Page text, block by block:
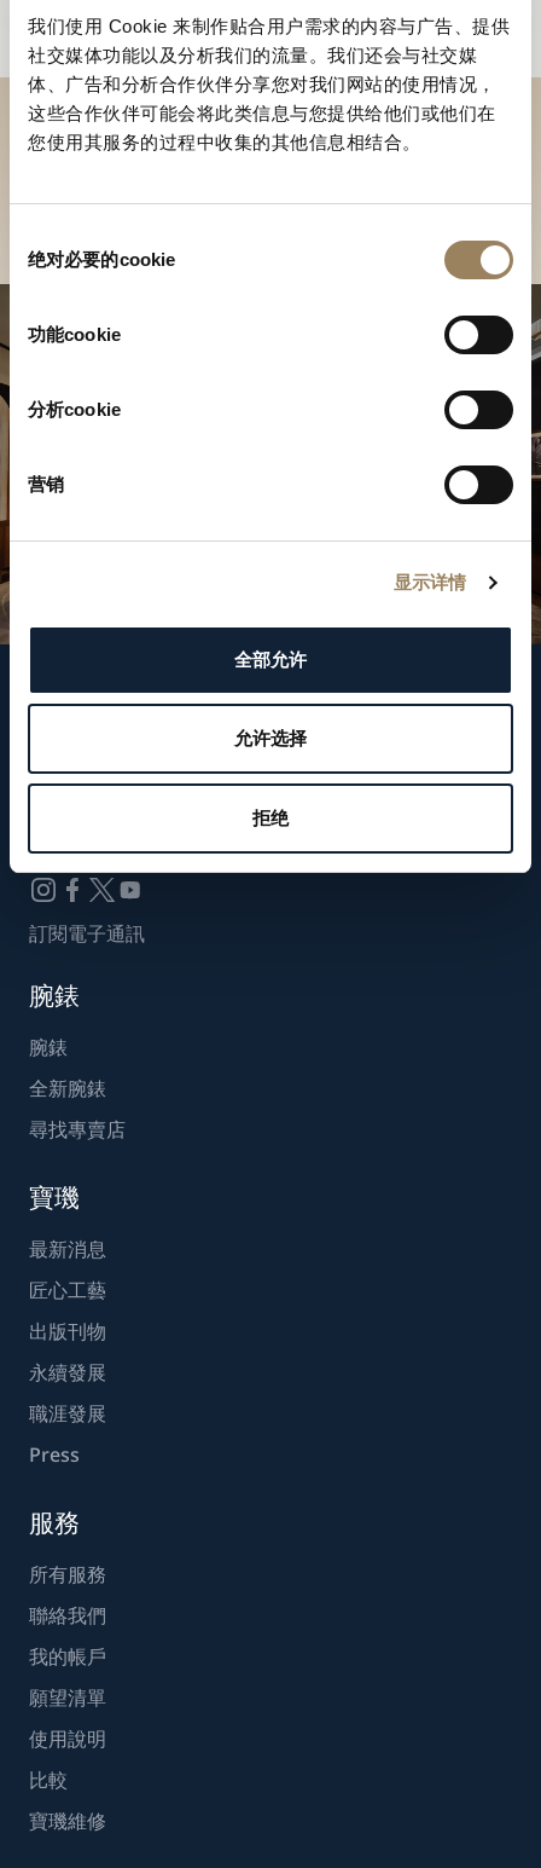
我们使用 Cookie 来制作贴合用户需求的内容与广告、提供
社交媒体功能以及分析我们的流量。我们还会与社交媒
体、广告和分析合作伙伴分享您对我们网站的使用情况，
这些合作伙伴可能会将此类信息与您提供给他们或他们在
您使用其服务的过程中收集的其他信息相结合。
绝对必要的cookie
功能cookie
分析cookie
营销
显示详情
全部允许
允许选择
拒绝
於專賣店探索品牌系列作品
尋找專賣店
關注我們
WeChat ID
Breguet_China
訂閱電子通訊
腕錶
腕錶
全新腕錶
尋找專賣店
寶璣
最新消息
匠心工藝
出版刊物
永續發展
職涯發展
Press
服務
所有服務
聯絡我們
我的帳戶
願望清單
使用說明
比較
寶璣維修